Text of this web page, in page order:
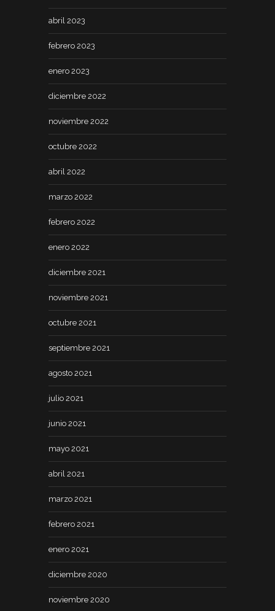
abril 2023
febrero 2023
enero 2023
diciembre 2022
noviembre 2022
octubre 2022
abril 2022
marzo 2022
febrero 2022
enero 2022
diciembre 2021
noviembre 2021
octubre 2021
septiembre 2021
agosto 2021
julio 2021
junio 2021
mayo 2021
abril 2021
marzo 2021
febrero 2021
enero 2021
diciembre 2020
noviembre 2020